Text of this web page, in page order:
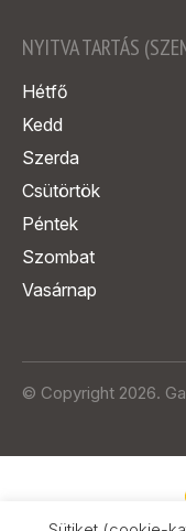
NYITVA TARTÁS
Hétfő
Kedd
Szerda
Csütörtök
Péntek
Szombat
Vasárnap
© Copyright 2026.